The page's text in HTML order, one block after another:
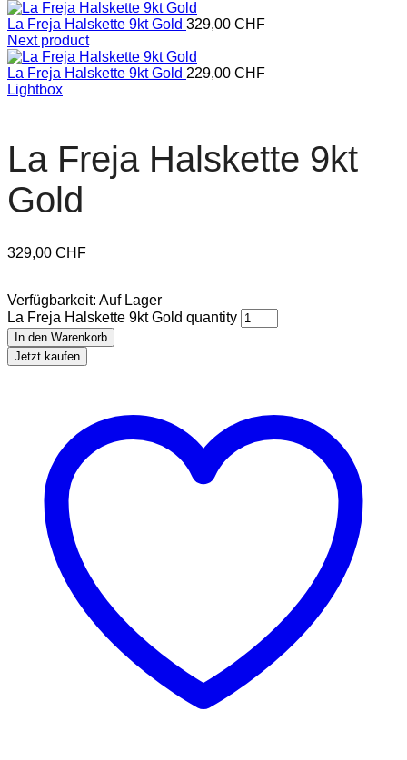
La Freja Halskette 9kt Gold 329,00 CHF
Next product
La Freja Halskette 9kt Gold 229,00 CHF
Lightbox
La Freja Halskette 9kt
Gold
329,00 CHF
Verfügbarkeit: Auf Lager
La Freja Halskette 9kt Gold quantity
In den Warenkorb
Jetzt kaufen